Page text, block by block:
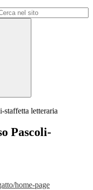
staffetta letteraria
Pascoli-
home-page